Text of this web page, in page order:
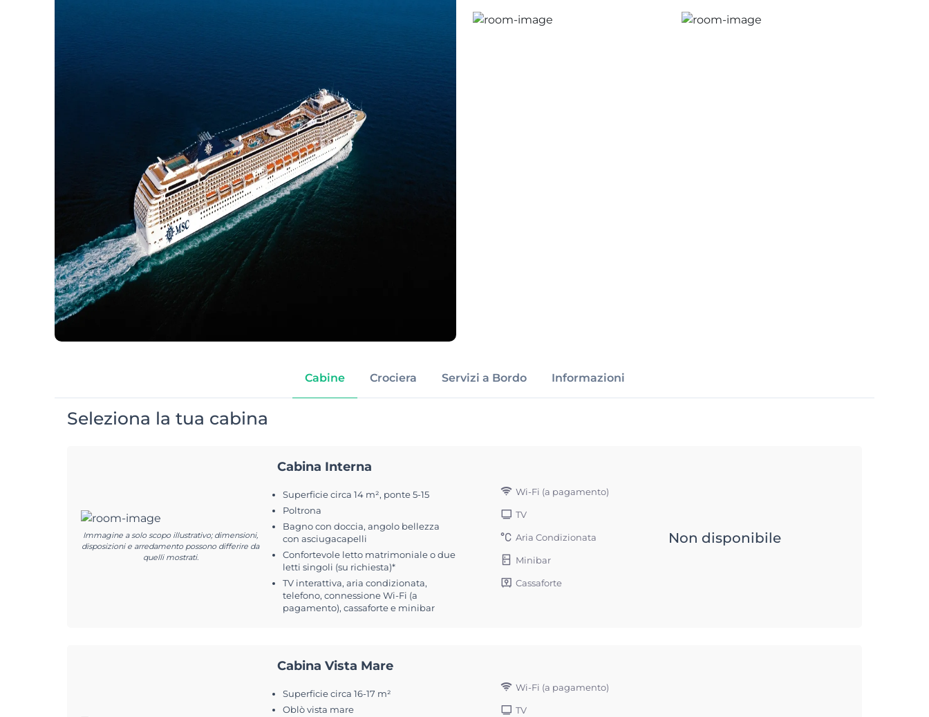
Cabine Crociera Servizi a Bordo Informazioni
Seleziona la tua cabina
Immagine a solo scopo illustrativo; dimensioni,
disposizioni e arredamento possono differire da
quelli mostrati.
Cabina Interna
Superficie circa 14 m², ponte 5-15
Poltrona
Bagno con doccia, angolo bellezza
con asciugacapelli
Confortevole letto matrimoniale o due
letti singoli (su richiesta)*
TV interattiva, aria condizionata,
telefono, connessione Wi-Fi (a
pagamento), cassaforte e minibar
Wi-Fi (a pagamento)
TV
Aria Condizionata
Minibar
Cassaforte
Non disponibile
Cabina Vista Mare
Superficie circa 16-17 m²
Oblò vista mare
Wi-Fi (a pagamento)
TV